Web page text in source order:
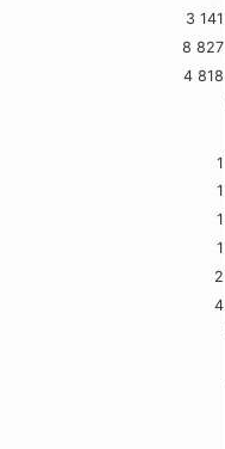
3 141
8 827
4 818
1
1
1
1
2
4